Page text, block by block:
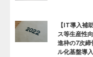
【IT導入補
ス等生産性
進枠の7次締
ル化基盤導